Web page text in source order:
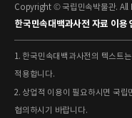
Copyright © 국립민속박물관. All
한국민속대백과사전 자료 이용
1. 한국민속대백과사전의 텍스트
적용합니다.
2. 상업적 이용이 필요하시면 국립
협의하시기 바랍니다.